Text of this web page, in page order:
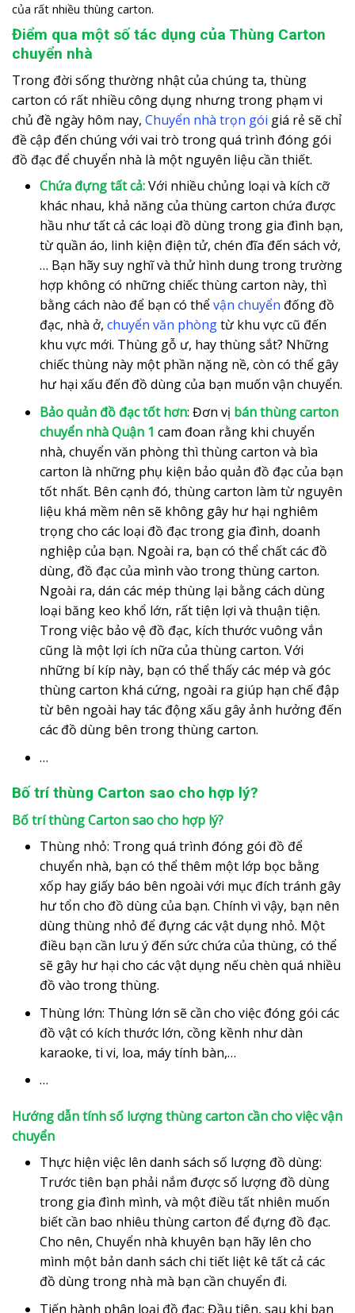
của rất nhiều thùng carton.
Điểm qua một số tác dụng của Thùng Carton
chuyển nhà
Trong đời sống thường nhật của chúng ta, thùng
carton có rất nhiều công dụng nhưng trong phạm vi
chủ đề ngày hôm nay, Chuyển nhà trọn gói giá rẻ sẽ chỉ
đề cập đến chúng với vai trò trong quá trình đóng gói
đồ đạc để chuyển nhà là một nguyên liệu cần thiết.
Chứa đựng tất cả:Với nhiều chủng loại và kích cỡ
khác nhau, khả năng của thùng carton chứa được
hầu như tất cả các loại đồ dùng trong gia đình bạn,
từ quần áo, linh kiện điện tử, chén đĩa đến sách vở,
… Bạn hãy suy nghĩ và thử hình dung trong trường
hợp không có những chiếc thùng carton này, thì
bằng cách nào để bạn có thểvận chuyển đống đồ
đạc, nhà ở, chuyển văn phòngtừ khu vực cũ đến
khu vực mới. Thùng gỗ ư, hay thùng sắt? Những
chiếc thùng này một phần nặng nề, còn có thể gây
hư hại xấu đến đồ dùng của bạn muốn vận chuyển.
Bảo quản đồ đạc tốt hơn: Đơn vị bán thùng carton
chuyển nhà Quận 1 cam đoan rằng khi chuyển
nhà, chuyển văn phòng thì thùng carton và bìa
carton là những phụ kiện bảo quản đồ đạc của bạn
tốt nhất. Bên cạnh đó, thùng carton làm từ nguyên
liệu khá mềm nên sẽ không gây hư hại nghiêm
trọng cho các loại đồ đạc trong gia đình, doanh
nghiệp của bạn. Ngoài ra, bạn có thể chất các đồ
dùng, đồ đạc của mình vào trong thùng carton.
Ngoài ra, dán các mép thùng lại bằng cách dùng
loại băng keo khổ lớn, rất tiện lợi và thuận tiện.
Trong việc bảo vệ đồ đạc, kích thước vuông vắn
cũng là một lợi ích nữa của thùng carton. Với
những bí kíp này, bạn có thể thấy các mép và góc
thùng carton khá cứng, ngoài ra giúp hạn chế đập
từ bên ngoài hay tác động xấu gây ảnh hưởng đến
các đồ dùng bên trong thùng carton.
…
Bố trí thùng Carton sao cho hợp lý?
Bố trí thùng Carton sao cho hợp lý?
Thùng nhỏ: Trong quá trình đóng gói đồ để
chuyển nhà, bạn có thể thêm một lớp bọc bằng
xốp hay giấy báo bên ngoài với mục đích tránh gây
hư tổn cho đồ dùng của bạn. Chính vì vậy, bạn nên
dùng thùng nhỏ để đựng các vật dụng nhỏ. Một
điều bạn cần lưu ý đến sức chứa của thùng, có thể
sẽ gây hư hại cho các vật dụng nếu chèn quá nhiều
đồ vào trong thùng.
Thùng lớn: Thùng lớn sẽ cần cho việc đóng gói các
đồ vật có kích thước lớn, cồng kềnh như dàn
karaoke, ti vi, loa, máy tính bàn,…
…
Hướng dẫn tính số lượng thùng carton cần cho việc vận
chuyển
Thực hiện việc lên danh sách số lượng đồ dùng:
Trước tiên bạn phải nắm được số lượng đồ dùng
trong gia đình mình, và một điều tất nhiên muốn
biết cần bao nhiêu thùng carton để đựng đồ đạc.
Cho nên, Chuyển nhà khuyên bạn hãy lên cho
mình một bản danh sách chi tiết liệt kê tất cả các
đồ dùng trong nhà mà bạn cần chuyển đi.
Tiến hành phân loại đồ đạc: Đầu tiên, sau khi bạn